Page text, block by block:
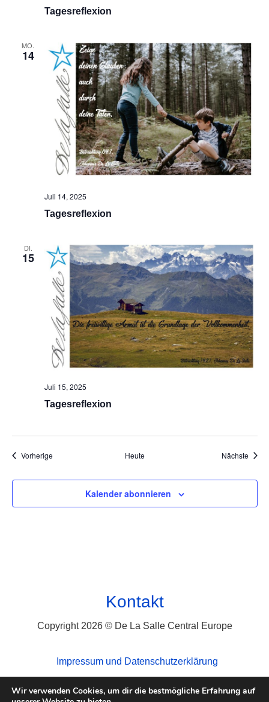
Tagesreflexion
MO.
14
Tagesreflexion
Juli 14, 2025
DI.
15
Tagesreflexion
Juli 15, 2025
VorherigeVeranstaltungen Heute Nächste
Kalender abonnieren
Kontakt
Copyright 2026 © De La Salle Central Europe
Impressum und Datenschutzerklärung
Wir verwenden Cookies, um dir die bestmögliche Erfahrung auf